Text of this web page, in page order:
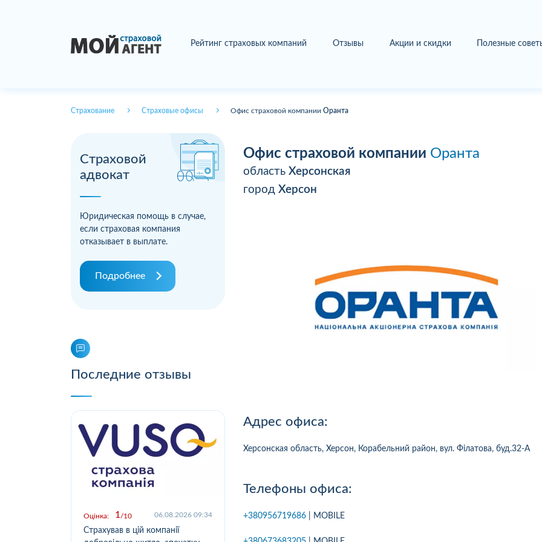
Рейтинг страховых компаний Отзывы Акции и скидки Полезные
Страхование Страховые офисы Офис страховой компании Оранта
Страховой
адвокат
Юридическая помощь в случае,
если страховая компания
отказывает в выплате.
Подробнее
Последние отзывы
Оцінка: 1 10 06.08.2026 09:34
Страхував в цій компанії
Оцінка: 10 10 05.08.2026 19:00
Офис страховой компании Оранта
область Херсонская
город Херсон
Адрес офиса:
Херсонская область, Херсон, Корабельний район, вул. Філатова, буд.32-А
Телефоны офиса:
+380956719686 | MOBILE